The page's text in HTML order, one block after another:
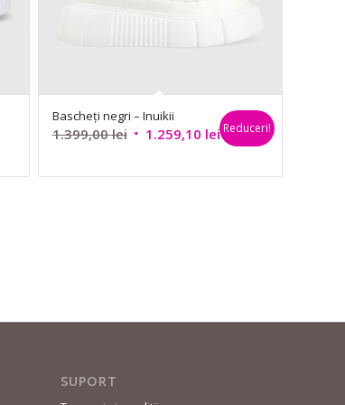
Bascheți negri – Inuikii
1.399,00lei Prețul
a
1.259,10 leiPrețul
este:
Reduceri!
SUPORT